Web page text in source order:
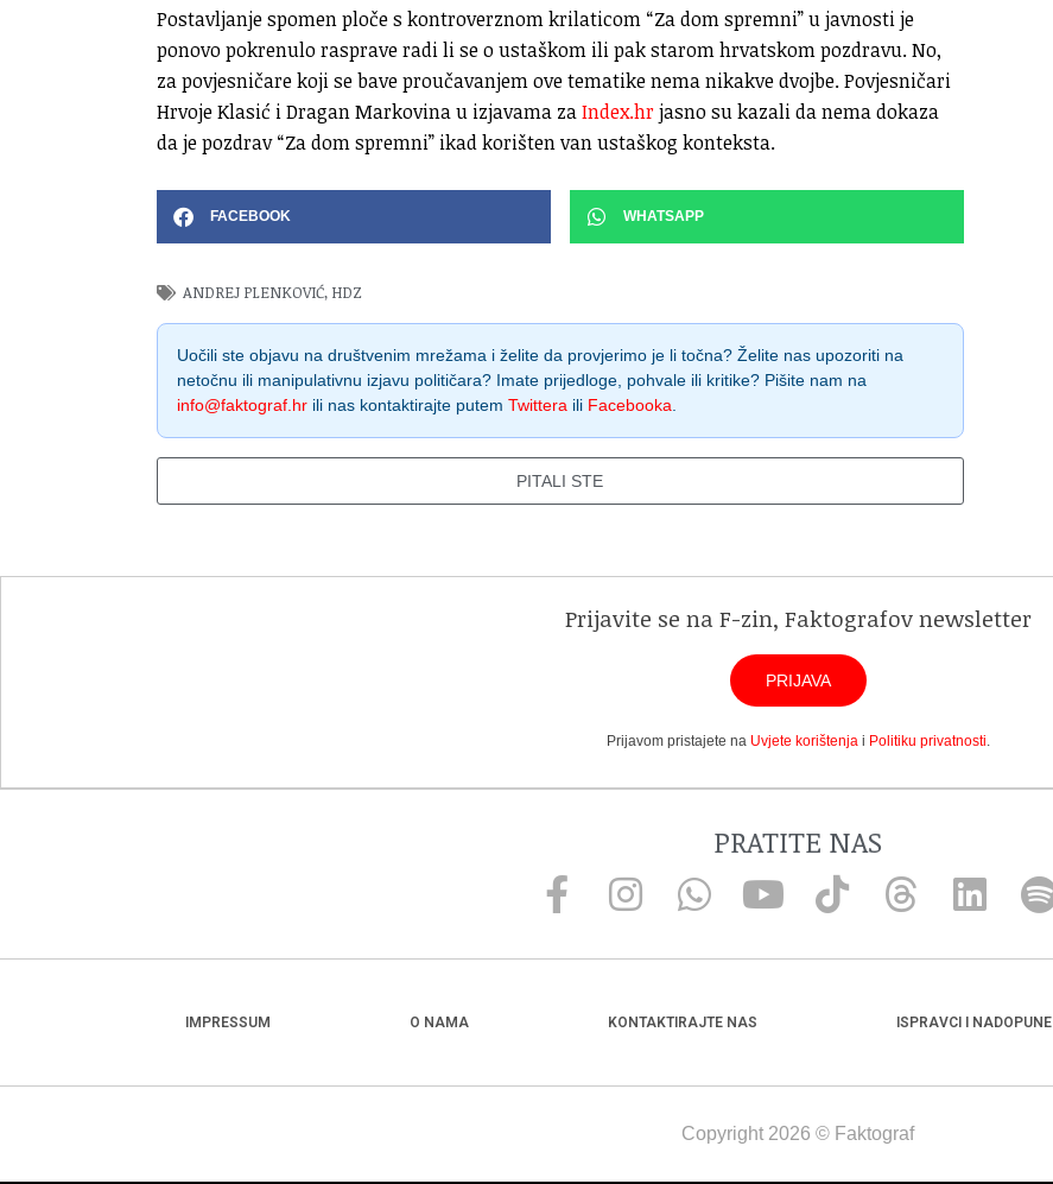
Postavljanje spomen ploče s kontroverznom krilaticom “Za dom spremni” u javnosti je
ponovo pokrenulo rasprave radi li se o ustaškom ili pak starom hrvatskom pozdravu. No,
za povjesničare koji se bave proučavanjem ove tematike nema nikakve dvojbe. Povjesničari
Hrvoje Klasić i Dragan Markovina u izjavama zaIndex.hrjasno su kazali da nema dokaza
da je pozdrav “Za dom spremni” ikad korišten van ustaškog konteksta.
FACEBOOK WHATSAPP
ANDREJ PLENKOVIĆ, HDZ
Uočili ste objavu na društvenim mrežama i želite da provjerimo je li točna? Želite nas upozoriti na
netočnu ili manipulativnu izjavu političara? Imate prijedloge, pohvale ili kritike? Pišite nam na
info@faktograf.hr ili nas kontaktirajte putem Twittera ili Facebooka
PITALI STE
Prijavite se na F-zin, Faktografov newsletter
PRIJAVA
Prijavom pristajete na Uvjete korištenja i Politiku privatnosti
PRATITE NAS
IMPRESSUM O NAMA KONTAKTIRAJTE NAS ISPRAVCI I NADOPUNE
Copyright 2026 © Faktograf